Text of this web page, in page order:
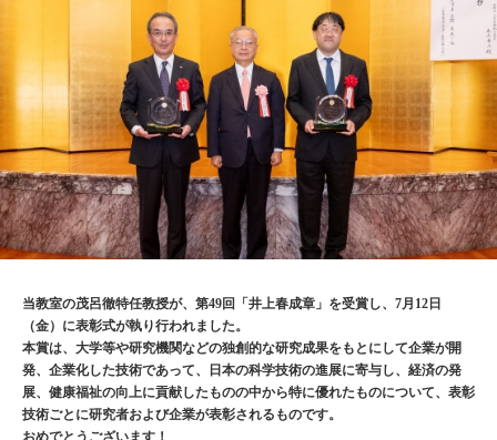
当教室の茂呂徹特任教授が、第49回「井上春成章」を受賞し、 7月 12日
（金）に表彰式が執り行われました。
本賞は、大学等や研究機関などの独創的な研究成果をもとにして企業が開
発、企業化した技術であって、日本の科学技術の進展に寄与し、経済の発
展、健康福祉の向上に貢献したものの中から特に優れたものについて、表彰
技術ごとに研究者および企業が表彰されるものです。
おめでとうございます！